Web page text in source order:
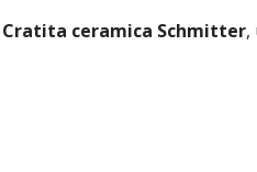
Cratita ceramica Schmitter,